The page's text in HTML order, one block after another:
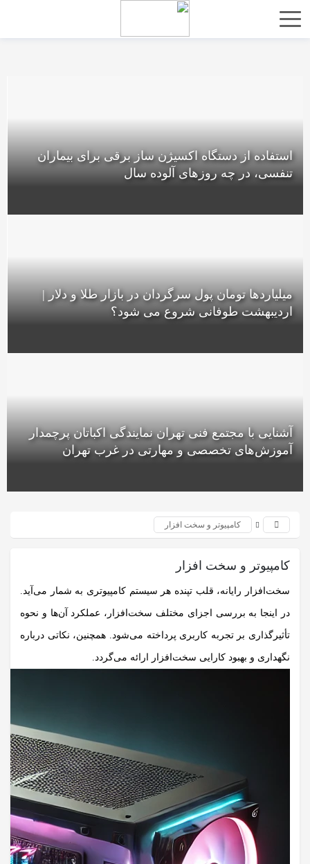
استفاده از دستگاه اکسیژن ساز برقی برای بیماران
تنفسی، در چه روزهای آلوده سال
میلیاردها تومان پول سرگردان در بازار طلا و دلار |
اردیبهشت طوفانی شروع می شود؟
آشنایی با مجتمع فنی تهران نمایندگی اکباتان پرچمدار
آموزش‌های تخصصی و مهارتی در غرب تهران
کامپیوتر و سخت افزار
کامپیوتر و سخت افزار
سخت‌افزار رایانه، قلب تپنده هر سیستم کامپیوتری به شمار می‌آید.
در اینجا به بررسی اجزای مختلف سخت‌افزار، عملکرد آن‌ها و نحوه
تأثیرگذاری بر تجربه کاربری پرداخته می‌شود. همچنین، نکاتی درباره
نگهداری و بهبود کارایی سخت‌افزار ارائه می‌گردد.